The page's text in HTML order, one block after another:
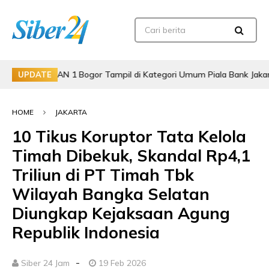
UPDATE
MAN 1 Bogor Tampil di Kategori Umum Piala Bank Jakarta
HOME JAKARTA
10 Tikus Koruptor Tata Kelola
Timah Dibekuk, Skandal Rp4,1
Triliun di PT Timah Tbk
Wilayah Bangka Selatan
Diungkap Kejaksaan Agung
Republik Indonesia
Siber 24 Jam - 19 Feb 2026